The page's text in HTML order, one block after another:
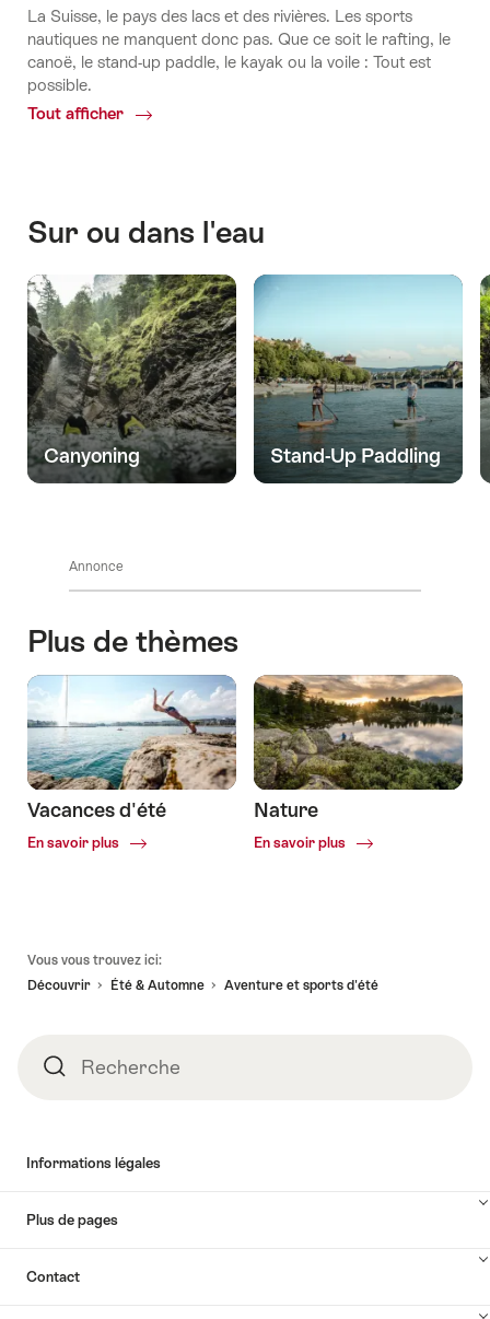
La Suisse, le pays des lacs et des rivières. Les sports
nautiques ne manquent donc pas. Que ce soit le rafting, le
canoë, le stand-up paddle, le kayak ou la voile : Tout est
possible.
Tout afficher
Common.Of
Sur ou dans l'eau
Canyoning Stand-Up Paddling
Annonce
Plus de thèmes
Vacances d'été
En savoir plus
Common.Of
Nature
En savoir plus
Common.Of
page
Vous vous trouvez ici:
Découvrir
Été & Automne Aventure et sports d'été
RechercheRecherche
Informations légales
Plus de pages
Contact